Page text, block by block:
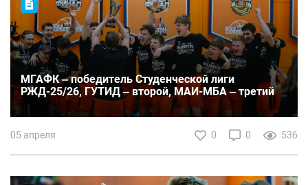
МГАФК – победитель Студенческой лиги
РЖД-25/26, ГУТИД – второй, МАИ-МБА – третий
05 апреля 0 0 536